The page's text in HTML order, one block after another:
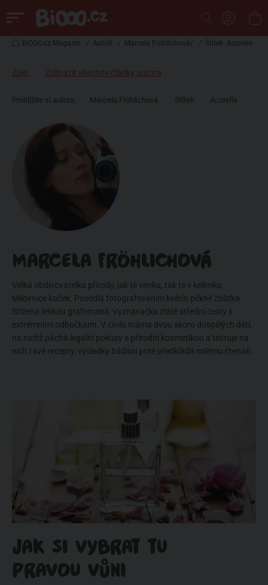
BiOOO.cz Magazin / Autoři / Marcela Fröhlichová/ / Štítek: Acorelle
Zpět Zobrazit všechny články autora
Prohlížíte si autora: Marcela Fröhlichová Štítek: Acorelle
MARCELA FRÖHLICHOVÁ
Velká obdivovatelka přírody, jak té venku, tak té v kelímku.
Milovnice koček. Posedlá fotografováním květin pěkně zblízka.
Stižena lehkou grafomanií. Vyznavačka zlaté střední cesty s
extrémními odbočkami. V civilu máma dvou skoro dospělých dětí,
na nichž páchá legální pokusy s přírodní kosmetikou a testuje na
nich i své recepty, výsledky bádání poté předkládá milému čtenáři.
JAK SI VYBRAT TU
PRAVOU VŮNI